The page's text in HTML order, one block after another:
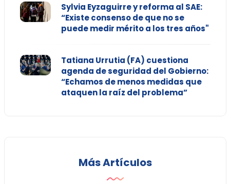
Sylvia Eyzaguirre y reforma al SAE:
“Existe consenso de que no se
puede medir mérito a los tres años"
Tatiana Urrutia (FA) cuestiona
agenda de seguridad del Gobierno:
“Echamos de menos medidas que
ataquen la raíz del problema”
Más Artículos